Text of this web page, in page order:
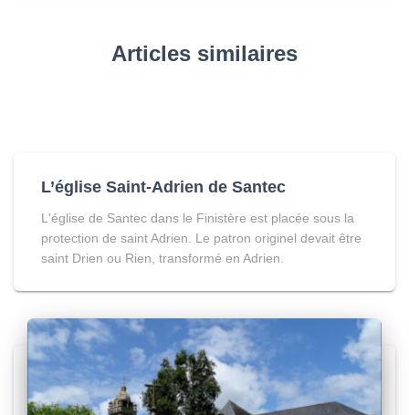
Articles similaires
L’église Saint-Adrien de Santec
L'église de Santec dans le Finistère est placée sous la
protection de saint Adrien. Le patron originel devait être
saint Drien ou Rien, transformé en Adrien.